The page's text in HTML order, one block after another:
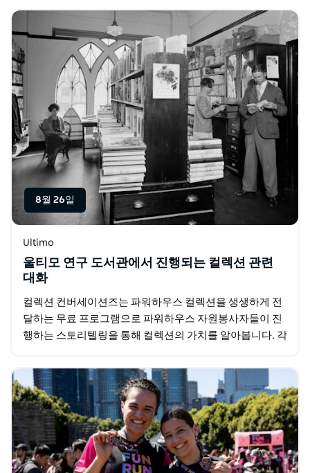
8월 26일
Ultimo
울티모 연구 도서관에서 진행되는 컬렉션 관련
대화
컬렉션 컨버세이션즈는 파워하우스 컬렉션을 생생하게 전
달하는 무료 프로그램으로 파워하우스 자원봉사자들이 진
행하는 스토리텔링을 통해 컬렉션의 가치를 알아봅니다. 각
으로…